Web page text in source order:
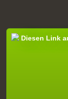
Diesen Link